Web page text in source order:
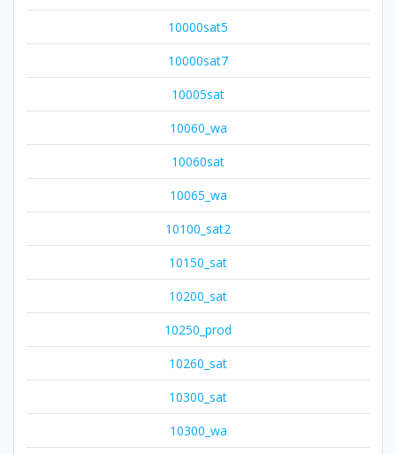
10000sat5
10000sat7
10005sat
10060_wa
10060sat
10065_wa
10100_sat2
10150_sat
10200_sat
10250_prod
10260_sat
10300_sat
10300_wa